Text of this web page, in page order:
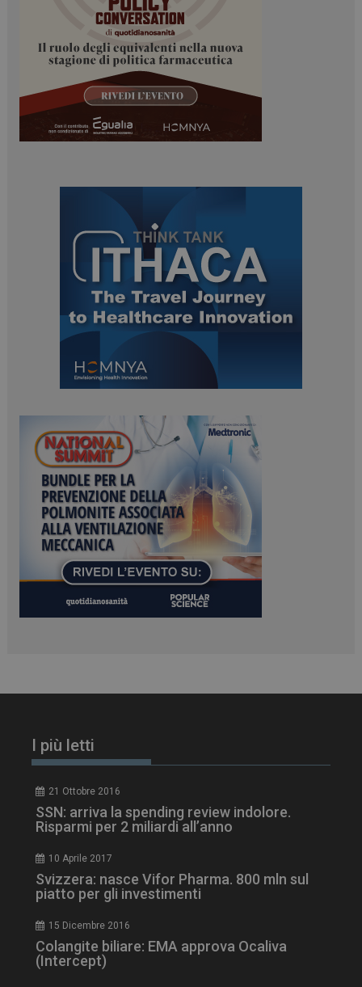
I più letti
21 Ottobre 2016
SSN: arriva la spending review indolore.
Risparmi per 2 miliardi all’anno
10 Aprile 2017
Svizzera: nasce Vifor Pharma. 800 mln sul
piatto per gli investimenti
15 Dicembre 2016
Colangite biliare: EMA approva Ocaliva
(Intercept)
ARRAffinitySameSite
Microsoft Corporation
.www.dailyhealthindustry.it
PHPSESSID
PHP.net
www.dailyhealthindustry.it
tracking-sites-
ironfish-session-id
www.dailyhealthindustry.it
_ga_Z2VT792F98 .dailyhealthindustry.it